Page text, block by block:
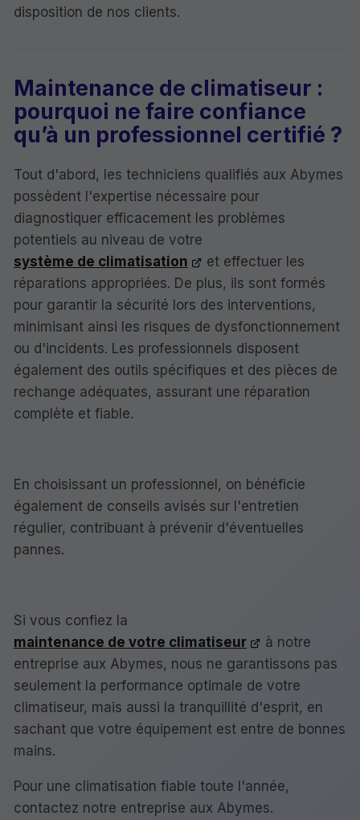
disposition de nos clients.
Maintenance de climatiseur :
pourquoi ne faire confiance
qu’à un professionnel certifié ?
Tout d'abord, les techniciens qualifiés aux Abymes
possèdent l'expertise nécessaire pour
diagnostiquer efficacement les problèmes
potentiels au niveau de votre
système de climatisation
et effectuer les
réparations appropriées. De plus, ils sont formés
pour garantir la sécurité lors des interventions,
minimisant ainsi les risques de dysfonctionnement
ou d'incidents. Les professionnels disposent
également des outils spécifiques et des pièces de
rechange adéquates, assurant une réparation
complète et fiable.
En choisissant un professionnel, on bénéficie
également de conseils avisés sur l'entretien
régulier, contribuant à prévenir d'éventuelles
pannes.
Si vous confiez la
maintenance de votre climatiseur
à notre
entreprise aux Abymes, nous ne garantissons pas
seulement la performance optimale de votre
climatiseur, mais aussi la tranquillité d'esprit, en
sachant que votre équipement est entre de bonnes
mains.
Pour une climatisation fiable toute l'année,
contactez notre entreprise aux Abymes.